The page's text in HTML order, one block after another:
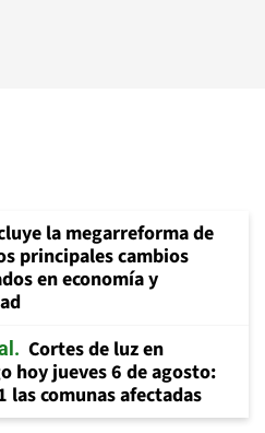
la megarreforma de
principales cambios
en economía y
Cortes de luz en
hoy jueves 6 de agosto:
las comunas afectadas